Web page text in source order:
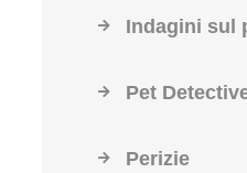
Indagini sul
Pet
Perizie